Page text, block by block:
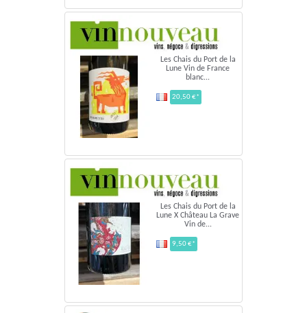
Les Chais du Port de la
Lune Vin de France
blanc...
20,50 €*
Les Chais du Port de la
Lune X Château La Grave
Vin de...
9,50 €*